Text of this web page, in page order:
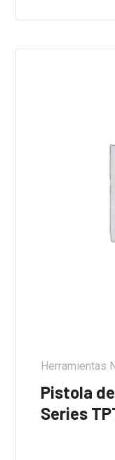
Herramientas
Pistola
Series